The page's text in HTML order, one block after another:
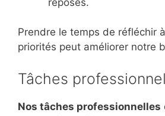
Prendre le temps de réfléchir
priorités peut améliorer notre
Tâches
Nos tâches professionnelles